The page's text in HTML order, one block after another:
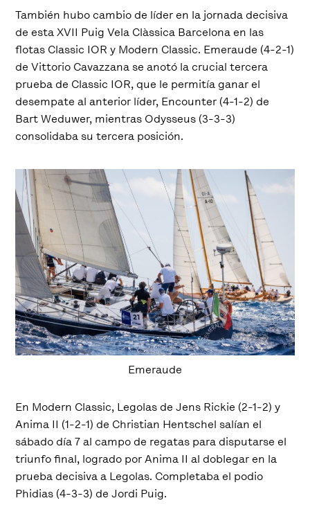
También hubo cambio de líder en la jornada decisiva
de esta XVII Puig Vela Clàssica Barcelona en las
flotas Classic IOR y Modern Classic. Emeraude (4-2-1)
de Vittorio Cavazzana se anotó la crucial tercera
prueba de Classic IOR, que le permitía ganar el
desempate al anterior líder, Encounter (4-1-2) de
Bart Weduwer, mientras Odysseus (3-3-3)
consolidaba su tercera posición.
Emeraude
En Modern Classic, Legolas de Jens Rickie (2-1-2) y
Anima II (1-2-1) de Christian Hentschel salían el
sábado día 7 al campo de regatas para disputarse el
triunfo final, logrado por Anima II al doblegar en la
prueba decisiva a Legolas. Completaba el podio
Phidias (4-3-3) de Jordi Puig.